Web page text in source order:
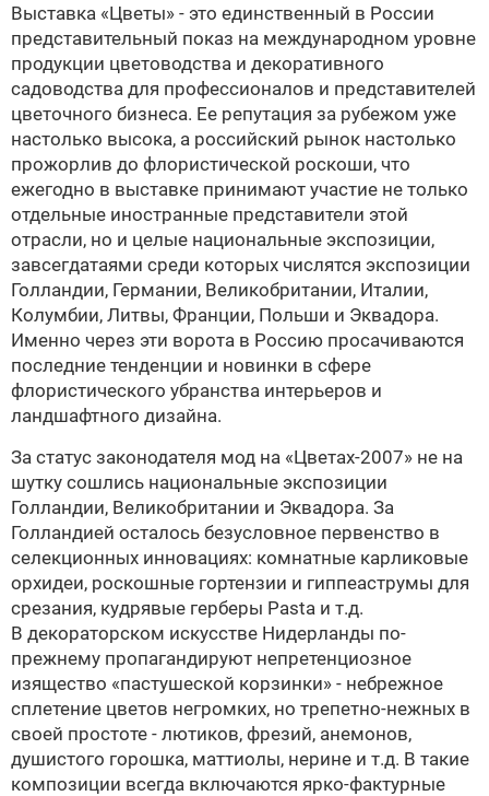
Выставка «Цветы» - это единственный в России
представительный показ на международном уровне
продукции цветоводства и декоративного
садоводства для профессионалов и представителей
цветочного бизнеса. Ее репутация за рубежом уже
настолько высока, а российский рынок настолько
прожорлив до флористической роскоши, что
ежегодно в выставке принимают участие не только
отдельные иностранные представители этой
отрасли, но и целые национальные экспозиции,
завсегдатаями среди которых числятся экспозиции
Голландии, Германии, Великобритании, Италии,
Колумбии, Литвы, Франции, Польши и Эквадора.
Именно через эти ворота в Россию просачиваются
последние тенденции и новинки в сфере
флористического убранства интерьеров и
ландшафтного дизайна.
За статус законодателя мод на «Цветах-2007» не на
шутку сошлись национальные экспозиции
Голландии, Великобритании и Эквадора. За
Голландией осталось безусловное первенство в
селекционных инновациях: комнатные карликовые
орхидеи, роскошные гортензии и гиппеаструмы для
срезания, кудрявые герберы Pasta и т.д.
В декораторском искусстве Нидерланды по-
прежнему пропагандируют непретенциозное
изящество «пастушеской корзинки» - небрежное
сплетение цветов негромких, но трепетно-нежных в
своей простоте - лютиков, фрезий, анемонов,
душистого горошка, маттиолы, нерине и т.д. В такие
композиции всегда включаются ярко-фактурные